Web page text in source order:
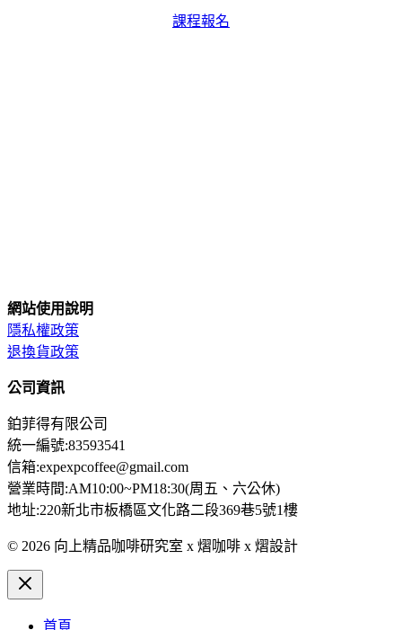
課程報名
網站使用說明
隱私權政策
退換貨政策
公司資訊
鉑菲得有限公司
統一編號:83593541
信箱:expexpcoffee@gmail.com
營業時間:AM10:00~PM18:30(周五、六公休)
地址:220新北市板橋區文化路二段369巷5號1樓
© 2026 向上精品咖啡研究室 x 熠咖啡 x 熠設計
首頁